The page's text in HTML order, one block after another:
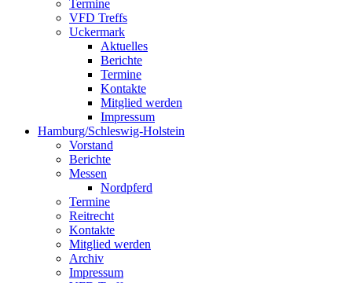
Termine
VFD Treffs
Uckermark
Aktuelles
Berichte
Termine
Kontakte
Mitglied werden
Impressum
Hamburg/Schleswig-Holstein
Vorstand
Berichte
Messen
Nordpferd
Termine
Reitrecht
Kontakte
Mitglied werden
Archiv
Impressum